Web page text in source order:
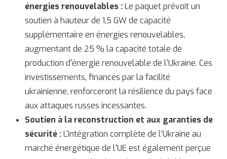
énergies renouvelables :Le paquet prévoit un
soutien à hauteur de 1,5 GW de capacité
supplémentaire en énergies renouvelables,
augmentant de 25 % la capacité totale de
production d'énergie renouvelable de l'Ukraine. Ces
investissements, financés par la facilité
ukrainienne, renforceront la résilience du pays face
aux attaques russes incessantes.
Soutien à la reconstruction et aux garanties de
sécurité :L'intégration complète de l'Ukraine au
marché énergétique de l'UE est également perçue